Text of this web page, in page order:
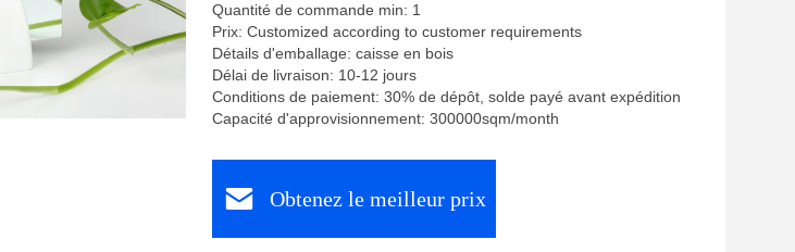
Quantité de commande min: 1
Prix: Customized according to customer requirements
Détails d'emballage: caisse en bois
Délai de livraison: 10-12 jours
Conditions de paiement: 30% de dépôt, solde payé avant expédition
Capacité d'approvisionnement: 300000sqm/month
Obtenez le meilleur prix